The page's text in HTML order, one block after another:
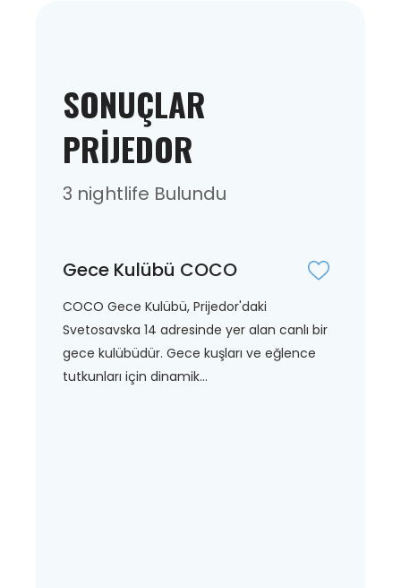
SONUÇLAR
PRIJEDOR
3 nightlife Bulundu
Gece Kulübü COCO
COCO Gece Kulübü, Prijedor'daki
Svetosavska 14 adresinde yer alan canlı bir
gece kulübüdür. Gece kuşları ve eğlence
tutkunları için dinamik...